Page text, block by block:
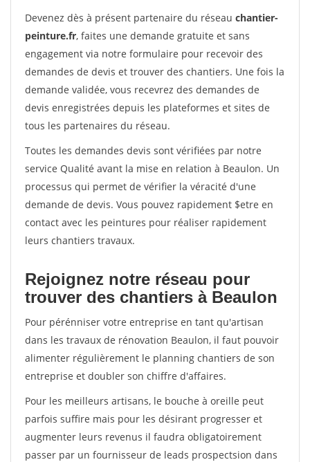
Devenez dès à présent partenaire du réseau chantier-
peinture.fr, faites une demande gratuite et sans
engagement via notre formulaire pour recevoir des
demandes de devis et trouver des chantiers. Une fois la
demande validée, vous recevrez des demandes de
devis enregistrées depuis les plateformes et sites de
tous les partenaires du réseau.
Toutes les demandes devis sont vérifiées par notre
service Qualité avant la mise en relation à Beaulon. Un
processus qui permet de vérifier la véracité d'une
demande de devis. Vous pouvez rapidement $etre en
contact avec les peintures pour réaliser rapidement
leurs chantiers travaux.
Rejoignez notre réseau pour
trouver des chantiers à Beaulon
Pour pérénniser votre entreprise en tant qu'artisan
dans les travaux de rénovation Beaulon, il faut pouvoir
alimenter régulièrement le planning chantiers de son
entreprise et doubler son chiffre d'affaires.
Pour les meilleurs artisans, le bouche à oreille peut
parfois suffire mais pour les désirant progresser et
augmenter leurs revenus il faudra obligatoirement
passer par un fournisseur de leads prospectsion dans